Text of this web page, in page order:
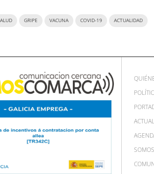
GRIPE VACUNA COVID-19 ACTUALIDAD